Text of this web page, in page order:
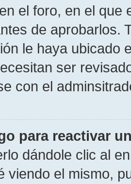
el foro, en el
de aprobarlos.
le haya ubicado
ser
con el
para reactivar
dándole clic al
viendo el mismo,